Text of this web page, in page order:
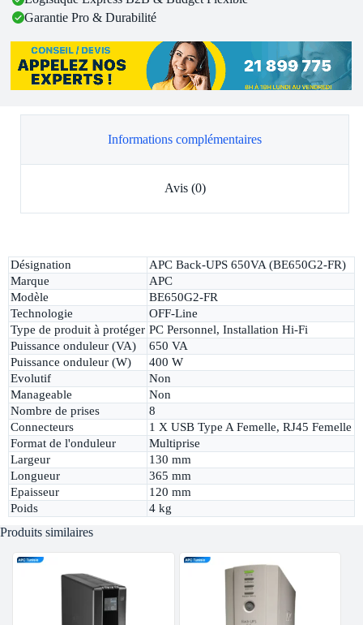
Garantie Pro & Durabilité
Informations complémentaires
Avis (0)
Désignation
APC Back-UPS 650VA (BE650G2-FR)
Marque
APC
Modèle
BE650G2-FR
Technologie
OFF-Line
Type de produit à protéger PC Personnel, Installation Hi-Fi
Puissance onduleur (VA)
650 VA
Puissance onduleur (W)
400 W
Evolutif
Non
Manageable
Non
Nombre de prises
8
Connecteurs
1 X USB Type A Femelle, RJ45 Femelle
Format de l'onduleur
Multiprise
Largeur
130 mm
Longueur
365 mm
Epaisseur
120 mm
Poids
4 kg
Produits similaires